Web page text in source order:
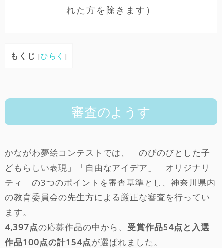
れた方を除きます）
もくじ [ひらく ]
審査のようす
かながわ夢絵コンテストでは、「のびのびとした子
どもらしい表現」「自由なアイデア」「オリジナリ
ティ」の3つのポイントを審査基準とし、神奈川県内
の教育委員会の先生方による厳正な審査を行ってい
ます。
4,397点の応募作品の中から、 受賞作品54点と入選
作品100点の計154点が選ばれました。